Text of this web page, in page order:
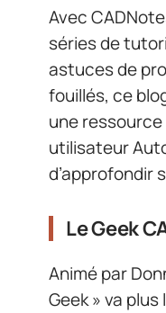
Avec
séries de
astuces de
fouillés, ce
une
utilisateur
d’approfondir
Le Geek
Animé par
Geek » va